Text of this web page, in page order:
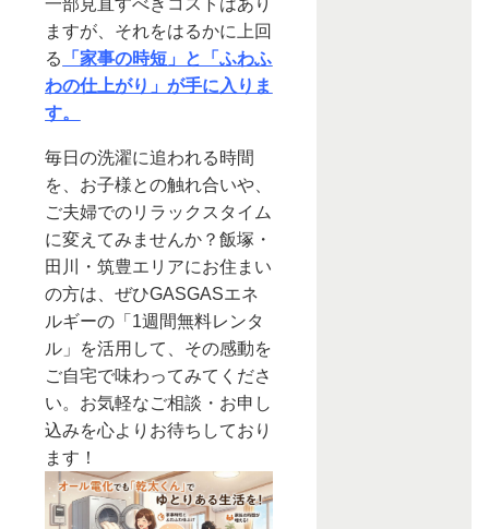
ますが、それをはるかに上回
る
「家事の時短」と「ふわふ
わの仕上がり」が手に入りま
す。
毎日の洗濯に追われる時間
を、お子様との触れ合いや、
ご夫婦でのリラックスタイム
に変えてみませんか？飯塚・
田川・筑豊エリアにお住まい
の方は、ぜひGASGASエネ
ルギーの「1週間無料レンタ
ル」を活用して、その感動を
ご自宅で味わってみてくださ
い。お気軽なご相談・お申し
込みを心よりお待ちしており
ます！